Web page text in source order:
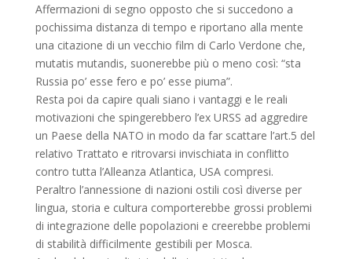
Affermazioni di segno opposto che si succedono a
pochissima distanza di tempo e riportano alla mente
una citazione di un vecchio film di Carlo Verdone che,
mutatis mutandis, suonerebbe più o meno così: “sta
Russia po’ esse fero e po’ esse piuma”.
Resta poi da capire quali siano i vantaggi e le reali
motivazioni che spingerebbero l’ex URSS ad aggredire
un Paese della NATO in modo da far scattare l’art.5 del
relativo Trattato e ritrovarsi invischiata in conflitto
contro tutta l’Alleanza Atlantica, USA compresi.
Peraltro l’annessione di nazioni ostili così diverse per
lingua, storia e cultura comporterebbe grossi problemi
di integrazione delle popolazioni e creerebbe problemi
di stabilità difficilmente gestibili per Mosca.